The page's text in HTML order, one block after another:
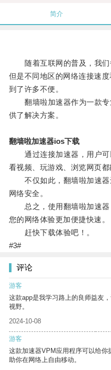
简介
随着互联网的普及，我们
但是不同地区的网络连接速
到了许多不便。
翻墙啦加速器作为一款专
供了解决方案。
翻墙啦加速器ios下载
通过连接加速器，用户可
看视频、玩游戏、浏览网页都
不仅如此，翻墙啦加速器
网络安全。
总之，使用翻墙啦加速器
您的网络体验更加便捷快速。
赶快下载体验吧！。
#3#
评论
游客
这款app是我学习路上的良师益友
视野。
2024-10-08
游客
这款加速器VPM应用程序可以给
助你在网络上自由移动。